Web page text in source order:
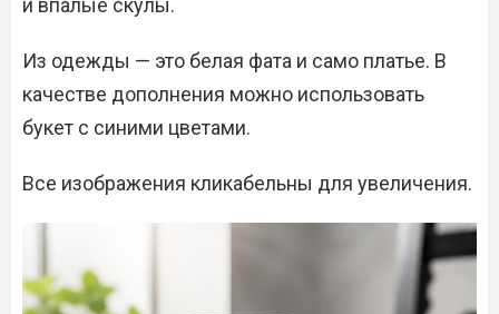
и впалые скулы.
Из одежды — это белая фата и само платье. В
качестве дополнения можно использовать
букет с синими цветами.
Все изображения кликабельны для увеличения.